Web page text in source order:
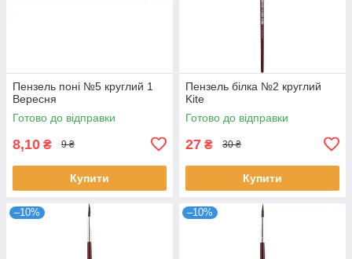
Пензель поні №5 круглий 1
Вересня
Готово до відправки
8,10 ₴ 9 ₴
Купити
Пензель білка №2 круглий
Kite
Готово до відправки
27 ₴ 30 ₴
Купити
–10% –10%